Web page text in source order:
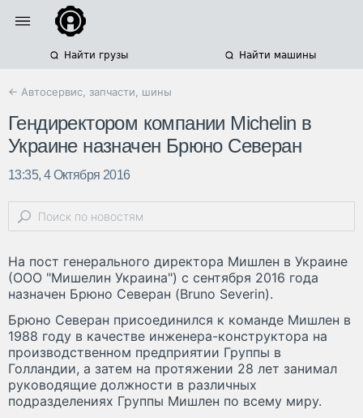
Найти грузы Найти машины
← Автосервис, запчасти, шины
Гендиректором компании Michelin в
Украине назначен Брюно Северан
13:35, 4 Октября 2016
На пост генерального директора Мишлен в Украине
(ООО "Мишелин Украина") с сентября 2016 года
назначен Брюно Северaн (Bruno Severin).
Брюно Северан присоединился к команде Мишлен в
1988 году в качестве инженера-конструктора на
производственном предприятии Группы в
Голландии, а затем на протяжении 28 лет занимал
руководящие должности в различных
подразделениях Группы Мишлен по всему миру.